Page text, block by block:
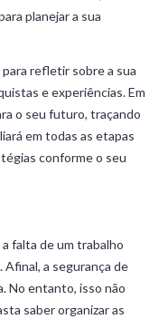
planejar a sua
refletir sobre a sua
e experiências. Em
o seu futuro, traçando
em todas as etapas
conforme o seu
falta de um trabalho
a segurança de
No entanto, isso não
saber organizar as